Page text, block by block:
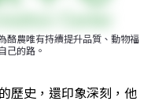
酪農唯有持續提升品質、動物福
己的路。
歷史，還印象深刻，他